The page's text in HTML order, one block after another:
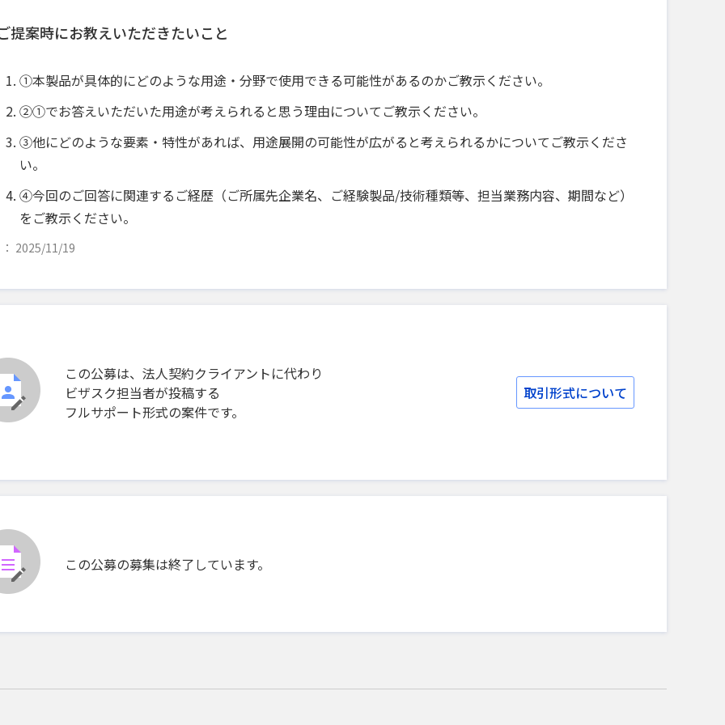
提案時にお教えいただきたいこと
①本製品が具体的にどのような用途・分野で使用できる可能性があるのかご教示ください。
②①でお答えいただいた用途が考えられると思う理由についてご教示ください。
③他にどのような要素・特性があれば、用途展開の可能性が広がると考えられるかについてご教示くださ
い。
④今回のご回答に関連するご経歴（ご所属先企業名、ご経験製品/技術種類等、担当業務内容、期間など）
をご教示ください。
2025/11/19
この公募は、法人契約クライアントに代わり
ビザスク担当者が投稿する
フルサポート形式の案件です。
取引形式について
この公募の募集は終了しています。